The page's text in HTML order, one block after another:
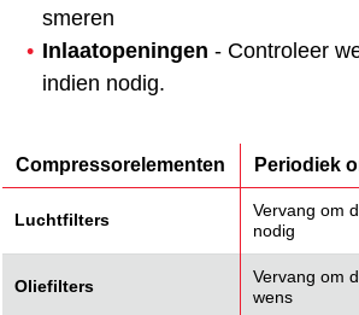
smeren
Inlaatopeningen - Controleer
indien nodig.
Compressorelementen Periodiek
Luchtfilters
Vervang om
nodig
Oliefilters
Vervang om
wens